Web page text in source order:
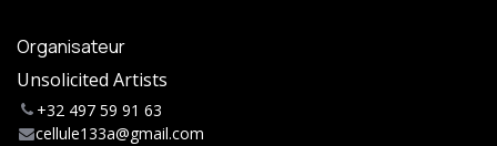
Organisateur
Unsolicited Artists
+32 497 59 91 63
cellule133a@gmail.com